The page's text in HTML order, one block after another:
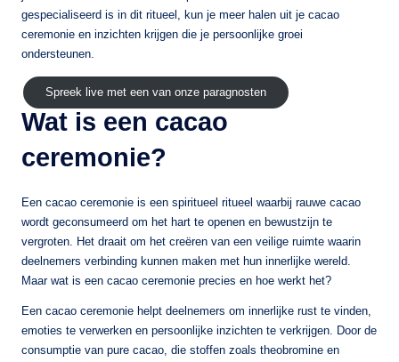
gespecialiseerd is in dit ritueel, kun je meer halen uit je cacao
ceremonie en inzichten krijgen die je persoonlijke groei
ondersteunen.
Spreek live met een van onze paragnosten
Wat is een cacao
ceremonie?
Een cacao ceremonie is een spiritueel ritueel waarbij rauwe cacao
wordt geconsumeerd om het hart te openen en bewustzijn te
vergroten. Het draait om het creëren van een veilige ruimte waarin
deelnemers verbinding kunnen maken met hun innerlijke wereld.
Maar wat is een cacao ceremonie precies en hoe werkt het?
Een cacao ceremonie helpt deelnemers om innerlijke rust te vinden,
emoties te verwerken en persoonlijke inzichten te verkrijgen. Door de
consumptie van pure cacao, die stoffen zoals theobromine en